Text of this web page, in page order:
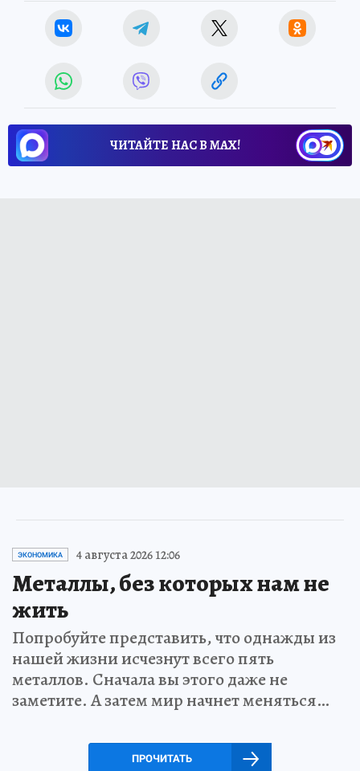
ЧИТАЙТЕ НАС В МАХ!
ЭКОНОМИКА 4 августа 2026 12:06
Металлы, без которых нам не
жить
Попробуйте представить, что однажды из
нашей жизни исчезнут всего пять
металлов. Сначала вы этого даже не
заметите. А затем мир начнет меняться…
ПРОЧИТАТЬ